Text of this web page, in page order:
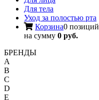
Для тела
Уход за полостью рта
Корзина0 позиций
на сумму 0 руб.
БРЕНДЫ
A
B
C
D
E